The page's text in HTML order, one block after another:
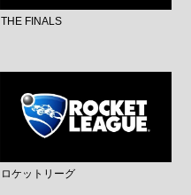
THE FINALS
ロケットリーグ